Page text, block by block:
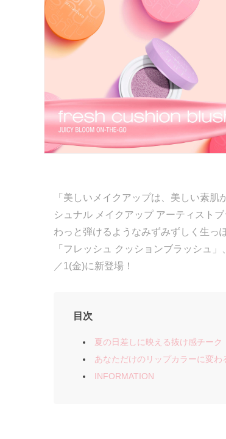
「美しいメイクアップは、美しい素
シュナル メイクアップ アーティスト
わっと弾けるようなみずみずしく生っ
「フレッシュ クッションブラッシュ
／1(金)に新登場！
目次
夏の日差しに映える抜け感チーク
あなただけのリップカラーに変
INFORMATION